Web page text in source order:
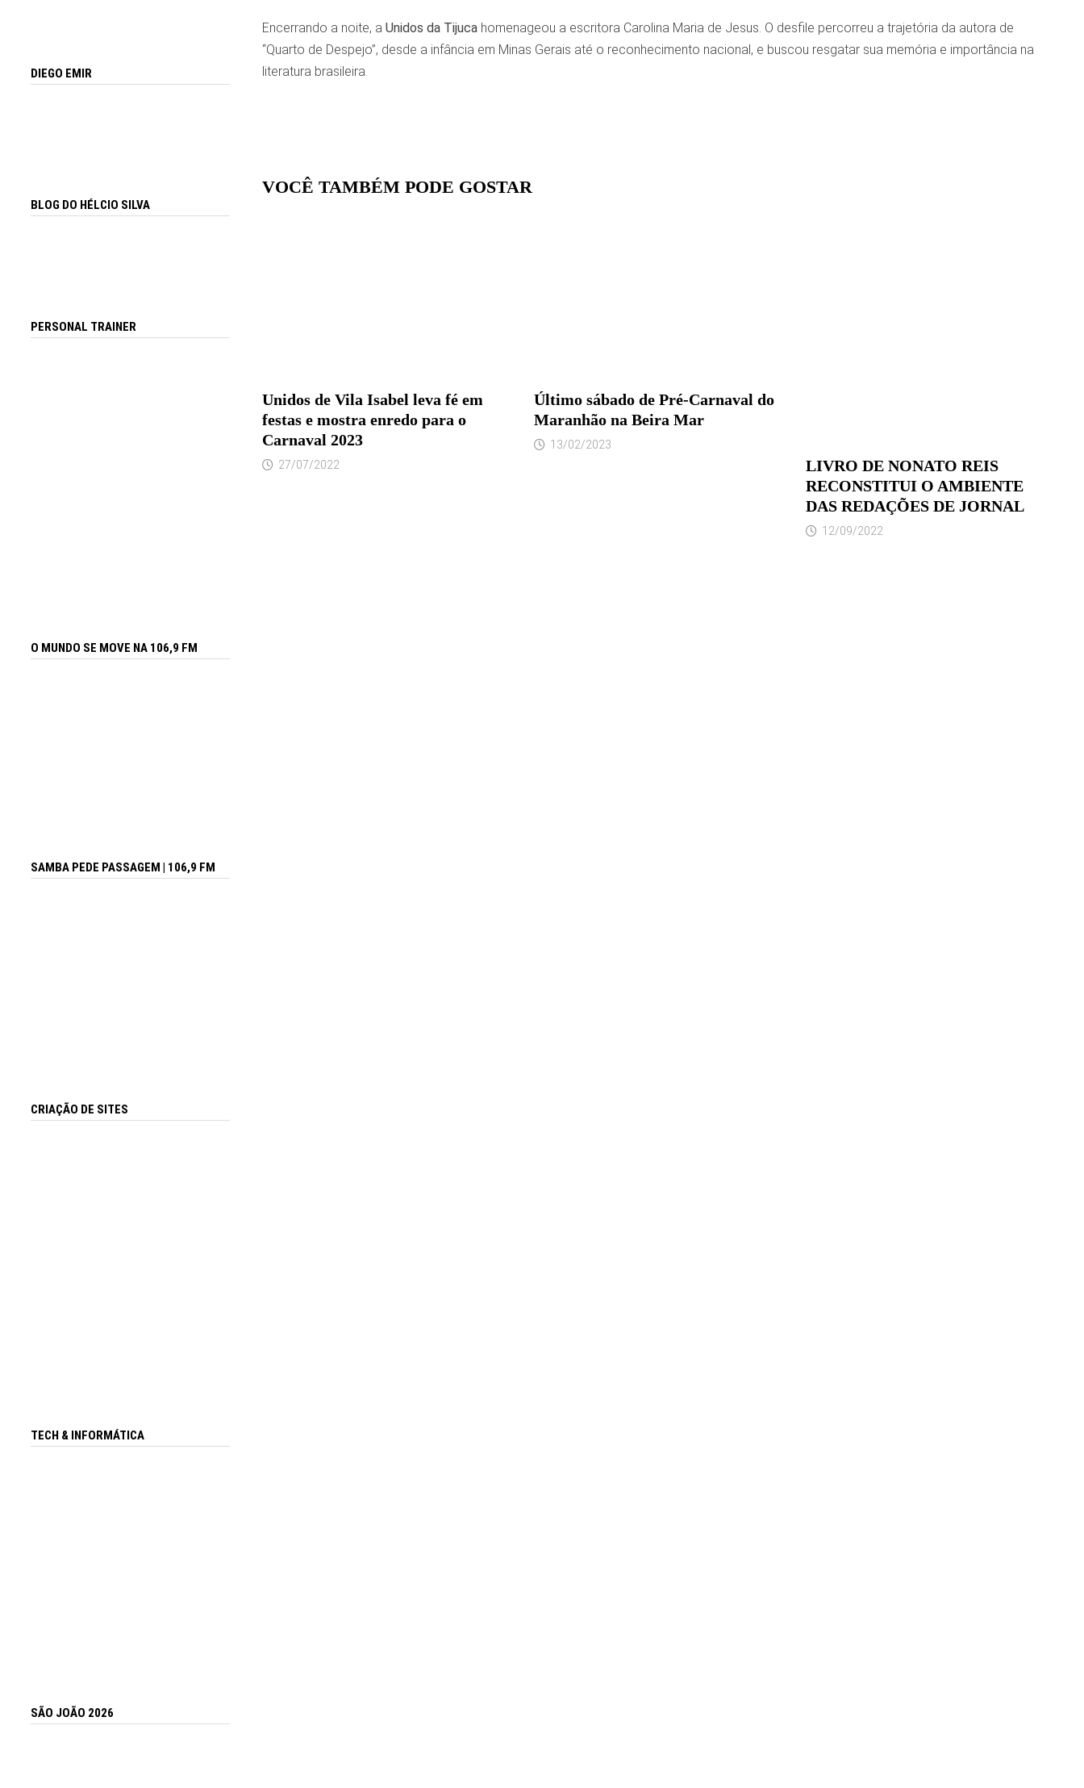
Encerrando a noite, a Unidos da Tijucahomenageou a escritora Carolina Maria de Jesus. O desfile percorreu a trajetória da autora de
“Quarto de Despejo”, desde a infância em Minas Gerais até o reconhecimento nacional, e buscou resgatar sua memória e importância na
literatura brasileira.
VOCÊ TAMBÉM PODE GOSTAR
Unidos de Vila Isabel leva fé em
festas e mostra enredo para o
Carnaval 2023
27/07/2022
Último sábado de Pré-Carnaval do
Maranhão na Beira Mar
13/02/2023
LIVRO DE NONATO REIS
RECONSTITUI O AMBIENTE
DAS REDAÇÕES DE JORNAL
12/09/2022
DIEGO EMIR
BLOG DO HÉLCIO SILVA
PERSONAL TRAINER
O MUNDO SE MOVE NA 106,9 FM
SAMBA PEDE PASSAGEM | 106,9 FM
CRIAÇÃO DE SITES
TECH & INFORMÁTICA
SÃO JOÃO 2026